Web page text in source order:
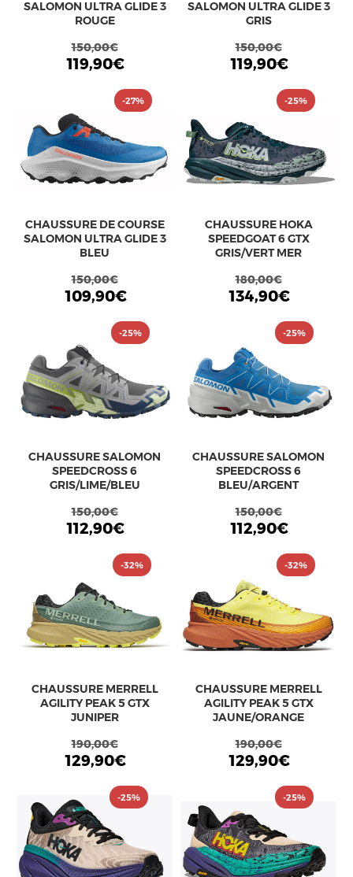
SALOMON ULTRA GLIDE 3
ROUGE
150,00€
119,90€
SALOMON ULTRA GLIDE 3
GRIS
150,00€
119,90€
CHAUSSURE DE COURSE
SALOMON ULTRA GLIDE 3
BLEU
150,00€
-27%
109,90€
CHAUSSURE HOKA
SPEEDGOAT 6 GTX
GRIS/VERT MER
180,00€
-25%
134,90€
CHAUSSURE SALOMON
SPEEDCROSS 6
GRIS/LIME/BLEU
150,00€
-25%
112,90€
CHAUSSURE SALOMON
SPEEDCROSS 6
BLEU/ARGENT
150,00€
-25%
112,90€
CHAUSSURE MERRELL
AGILITY PEAK 5 GTX
JUNIPER
190,00€
-32%
129,90€
CHAUSSURE MERRELL
AGILITY PEAK 5 GTX
JAUNE/ORANGE
190,00€
-32%
129,90€
-25% -25%